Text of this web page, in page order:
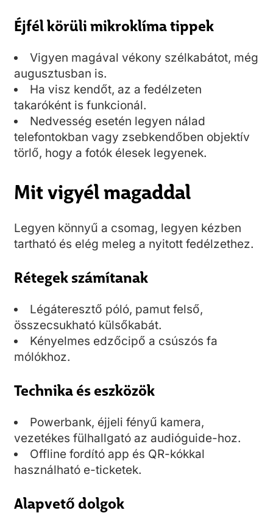
Éjfél körüli mikroklíma tippek
Vigyen magával vékony szélkabátot, még
augusztusban is.
Ha visz kendőt, az a fedélzeten
takaróként is funkcionál.
Nedvesség esetén legyen nálad
telefontokban vagy zsebkendőben objektív
törlő, hogy a fotók élesek legyenek.
Mit vigyél magaddal
Legyen könnyű a csomag, legyen kézben
tartható és elég meleg a nyitott fedélzethez.
Rétegek számítanak
Légáteresztő póló, pamut felső,
összecsukható külsőkabát.
Kényelmes edzőcipő a csúszós fa
mólókhoz.
Technika és eszközök
Powerbank, éjjeli fényű kamera,
vezetékes fülhallgató az audióguide-hoz.
Offline fordító app és QR-kókkal
használható e-ticketek.
Alapvető dolgok